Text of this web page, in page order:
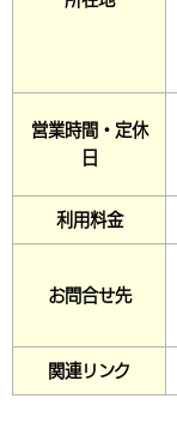
営業時間・定休
日
利用料金
お問合せ先
関連リンク